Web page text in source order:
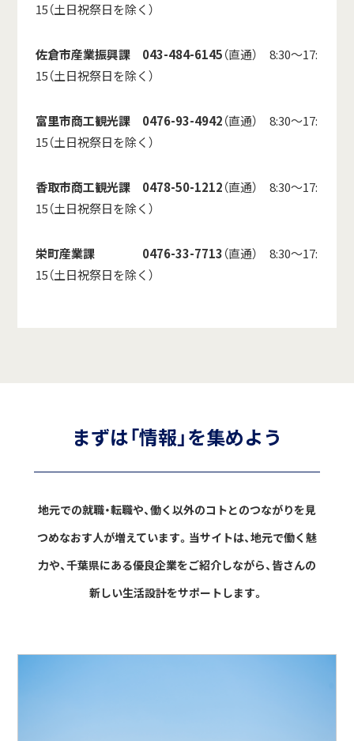
15（土日祝祭日を除く）
佐倉市産業振興課 043-484-6145（直通） 8:30～17:
15（土日祝祭日を除く）
富里市商工観光課 0476-93-4942（直通） 8:30～17:
15（土日祝祭日を除く）
香取市商工観光課 0478-50-1212（直通） 8:30～17:
15（土日祝祭日を除く）
栄町産業課 0476-33-7713（直通） 8:30～17:
15（土日祝祭日を除く）
まずは「情報」を集めよう
地元での就職・転職や、働く以外のコトとのつながりを見
つめなおす人が増えています。 当サイトは、地元で働く魅
力や、千葉県にある優良企業をご紹介しながら、皆さんの
新しい生活設計をサポートします。